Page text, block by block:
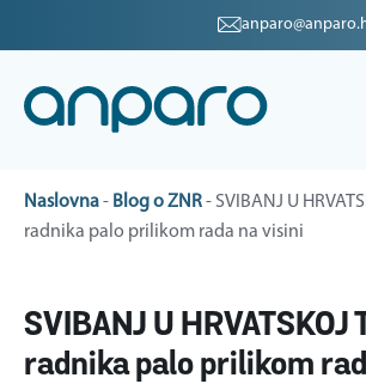
Naslovna- Blog o ZNR- SVIBANJ U
radnika palo prilikom rada na visini
SVIBANJ U HRVATSKOJ
radnika palo prilikom